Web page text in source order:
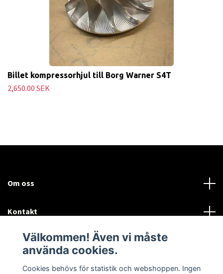
Billet kompressorhjul till Borg Warner S4T
2,650.00 SEK
Om oss
Kontakt
Mer information:
Sociala medier
Välkommen! Även vi måste
använda cookies.
Cookies behövs för statistik och webshoppen. Ingen